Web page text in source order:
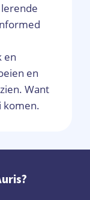
en
en
Want
komen.